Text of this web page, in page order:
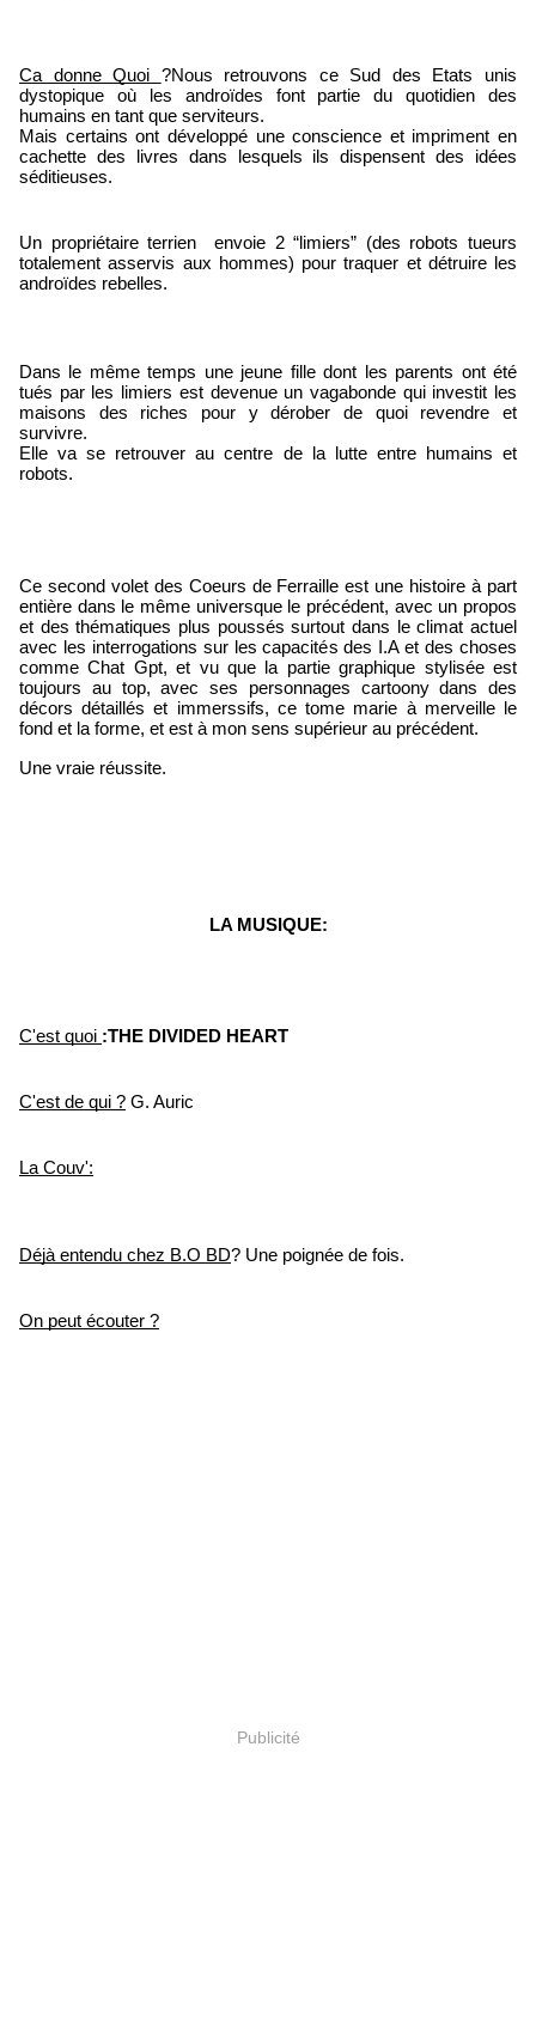
Ca donne Quoi ?Nous retrouvons ce Sud des Etats unis
dystopique où les androïdes font partie du quotidien des
humains en tant que serviteurs.
Mais certains ont développé une conscience et impriment en
cachette des livres dans lesquels ils dispensent des idées
séditieuses.
Un propriétaire terrien  envoie 2 “limiers” (des robots tueurs
totalement asservis aux hommes) pour traquer et détruire les
androïdes rebelles.
Dans le même temps une jeune fille dont les parents ont été
tués par les limiers est devenue un vagabonde qui investit les
maisons des riches pour y dérober de quoi revendre et
survivre.
Elle va se retrouver au centre de la lutte entre humains et
robots.
Ce second volet des Coeurs de Ferraille est une histoire à part
entière dans le même universque le précédent, avec un propos
et des thématiques plus poussés surtout dans le climat actuel
avec les interrogations sur les capacités des I.A et des choses
comme Chat Gpt, et vu que la partie graphique stylisée est
toujours au top, avec ses personnages cartoony dans des
décors détaillés et immerssifs, ce tome marie à merveille le
fond et la forme, et est à mon sens supérieur au précédent.
Une vraie réussite.
LA MUSIQUE:
C'est quoi :THE DIVIDED HEART
C'est de qui ? G. Auric
La Couv':
Déjà entendu chez B.O BD? Une poignée de fois.
On peut écouter ?
Publicité